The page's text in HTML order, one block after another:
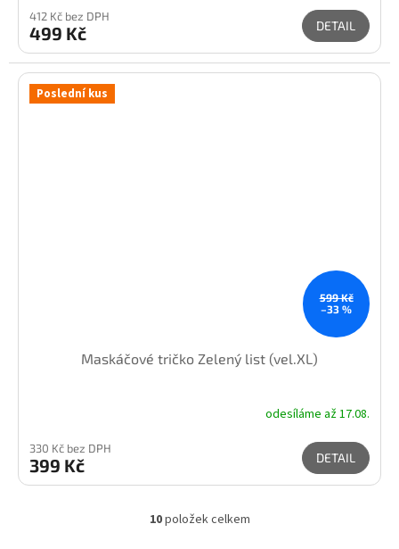
412 Kč bez DPH
499 Kč DETAIL
Poslední kus
599 Kč
–33 %
Maskáčové tričko Zelený list (vel.XL)
odesíláme až 17.08.
330 Kč bez DPH
399 Kč DETAIL
O
10položek celkem